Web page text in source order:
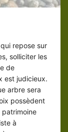
repose sur
solliciter les
de
est judicieux.
arbre sera
possèdent
à